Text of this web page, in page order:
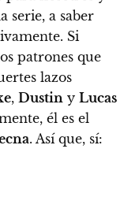
serie, a saber
Si
patrones que
lazos
, Dustin y Lucas
él es el
. Así que, sí: